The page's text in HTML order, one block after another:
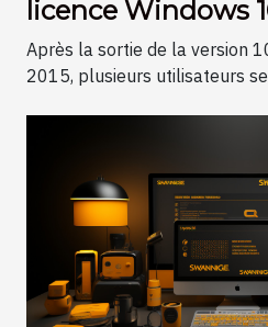
licence Windows
Après la sortie de la version
2015, plusieurs utilisateurs